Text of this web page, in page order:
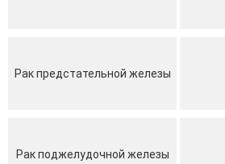
Рак предстательной железы
Рак поджелудочной железы